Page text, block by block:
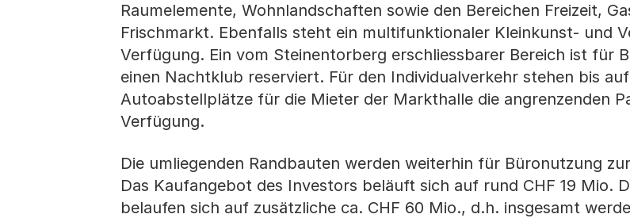
Raumelemente, Wohnlandschaften sowie den Bereichen Freizeit,
Frischmarkt. Ebenfalls steht ein multifunktionaler Kleinkunst- und
Verfügung. Ein vom Steinentorberg erschliessbarer Bereich ist für
einen Nachtklub reserviert. Für den Individualverkehr stehen bis
Autoabstellplätze für die Mieter der Markthalle die angrenzenden
Verfügung.
Die umliegenden Randbauten werden weiterhin für Büronutzung
Das Kaufangebot des Investors beläuft sich auf rund CHF 19 Mio.
belaufen sich auf zusätzliche ca. CHF 60 Mio., d.h. insgesamt